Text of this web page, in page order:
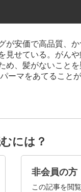
安価で高品質、か
見せている。がん
め、髪がないこと
マをあてること
には？
非会員の方
この記事を閲